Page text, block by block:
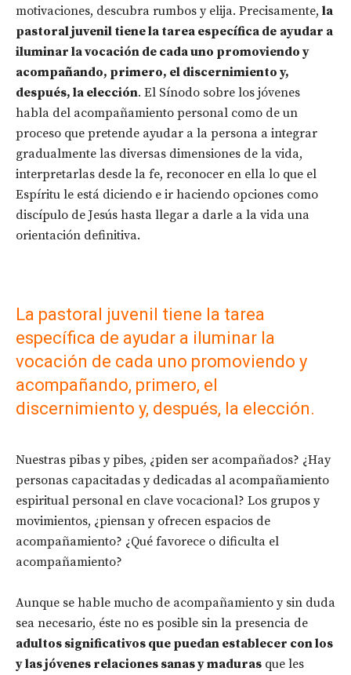
motivaciones, descubra rumbos y elija. Precisamente, la
pastoral juvenil tiene la tarea específica de ayudar a
iluminar la vocación de cada uno promoviendo y
acompañando, primero, el discernimiento y,
después, la elección. El Sínodo sobre los jóvenes
habla del acompañamiento personal como de un
proceso que pretende ayudar a la persona a integrar
gradualmente las diversas dimensiones de la vida,
interpretarlas desde la fe, reconocer en ella lo que el
Espíritu le está diciendo e ir haciendo opciones como
discípulo de Jesús hasta llegar a darle a la vida una
orientación definitiva.
La pastoral juvenil tiene la tarea
específica de ayudar a iluminar la
vocación de cada uno promoviendo y
acompañando, primero, el
discernimiento y, después, la elección.
Nuestras pibas y pibes, ¿piden ser acompañados? ¿Hay
personas capacitadas y dedicadas al acompañamiento
espiritual personal en clave vocacional? Los grupos y
movimientos, ¿piensan y ofrecen espacios de
acompañamiento? ¿Qué favorece o dificulta el
acompañamiento?
Aunque se hable mucho de acompañamiento y sin duda
sea necesario, éste no es posible sin la presencia de
adultos significativos que puedan establecer con los
y las jóvenes relaciones sanas y maduras que les